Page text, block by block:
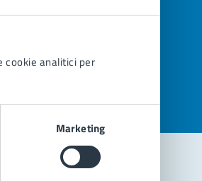
cookie analitici per
Marketing